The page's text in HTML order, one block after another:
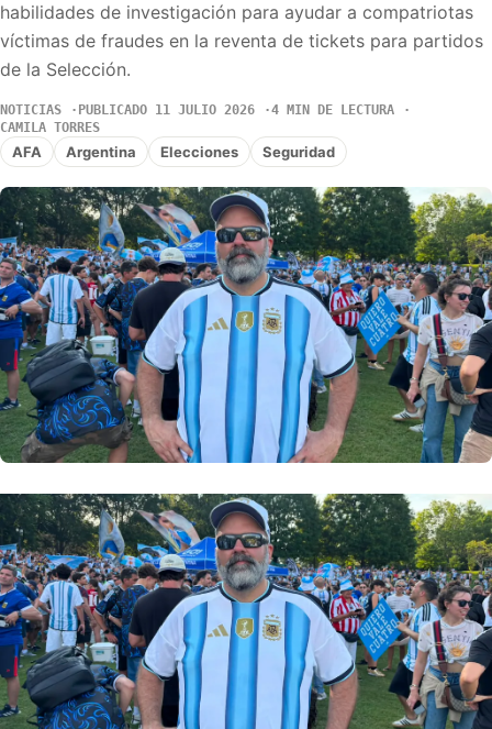
habilidades de investigación para ayudar a compatriotas
víctimas de fraudes en la reventa de tickets para partidos
de la Selección.
NOTICIAS PUBLICADO 11 JULIO 2026
4 MIN DE LECTURA
CAMILA TORRES
AFA Argentina Elecciones Seguridad